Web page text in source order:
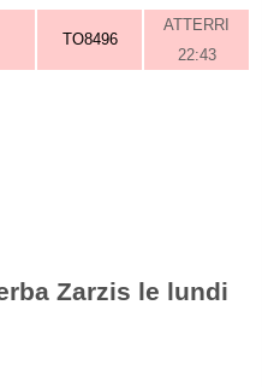
TO8496
ATTERRI
22:43
Zarzis le lundi